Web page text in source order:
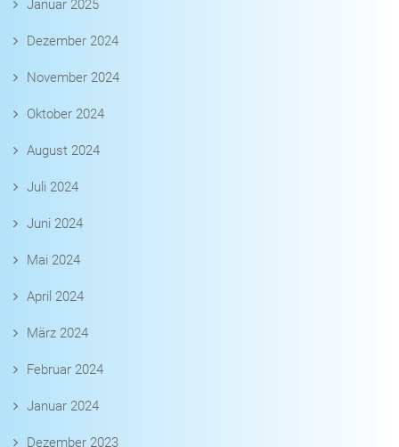
Januar 2025
Dezember 2024
November 2024
Oktober 2024
August 2024
Juli 2024
Juni 2024
Mai 2024
April 2024
März 2024
Februar 2024
Januar 2024
Dezember 2023